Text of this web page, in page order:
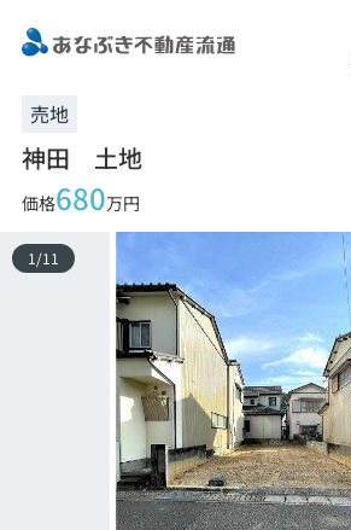
売地
神田 土地
価格680万円
1 /11